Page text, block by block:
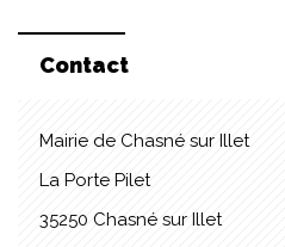
Contact
Mairie de Chasné sur Illet
La Porte Pilet
35250 Chasné sur Illet